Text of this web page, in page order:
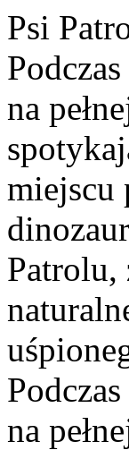
Psi
na
miejscu
Patrolu,
na